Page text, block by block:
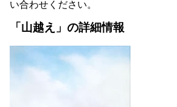
い合わせください。
「山越え」の詳細情報